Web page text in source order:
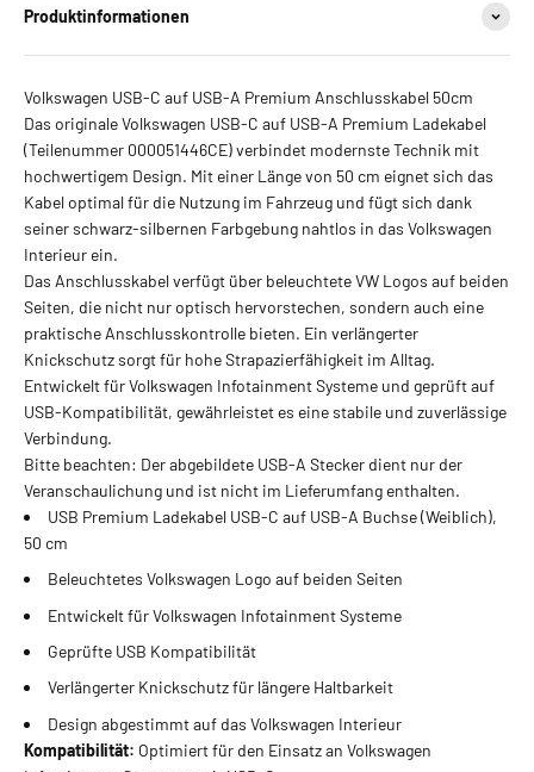
Produktinformationen
Volkswagen USB-C auf USB-A Premium Anschlusskabel 50cm
Das originale Volkswagen USB-C auf USB-A Premium Ladekabel
(Teilenummer 000051446CE) verbindet modernste Technik mit
hochwertigem Design. Mit einer Länge von 50 cm eignet sich das
Kabel optimal für die Nutzung im Fahrzeug und fügt sich dank
seiner schwarz-silbernen Farbgebung nahtlos in das Volkswagen
Interieur ein.
Das Anschlusskabel verfügt über beleuchtete VW Logos auf beiden
Seiten, die nicht nur optisch hervorstechen, sondern auch eine
praktische Anschlusskontrolle bieten. Ein verlängerter
Knickschutz sorgt für hohe Strapazierfähigkeit im Alltag.
Entwickelt für Volkswagen Infotainment Systeme und geprüft auf
USB-Kompatibilität, gewährleistet es eine stabile und zuverlässige
Verbindung.
Bitte beachten: Der abgebildete USB-A Stecker dient nur der
Veranschaulichung und ist nicht im Lieferumfang enthalten.
USB Premium Ladekabel USB-C auf USB-A Buchse (Weiblich),
50 cm
Beleuchtetes Volkswagen Logo auf beiden Seiten
Entwickelt für Volkswagen Infotainment Systeme
Geprüfte USB Kompatibilität
Verlängerter Knickschutz für längere Haltbarkeit
Design abgestimmt auf das Volkswagen Interieur
Kompatibilität: Optimiert für den Einsatz an Volkswagen